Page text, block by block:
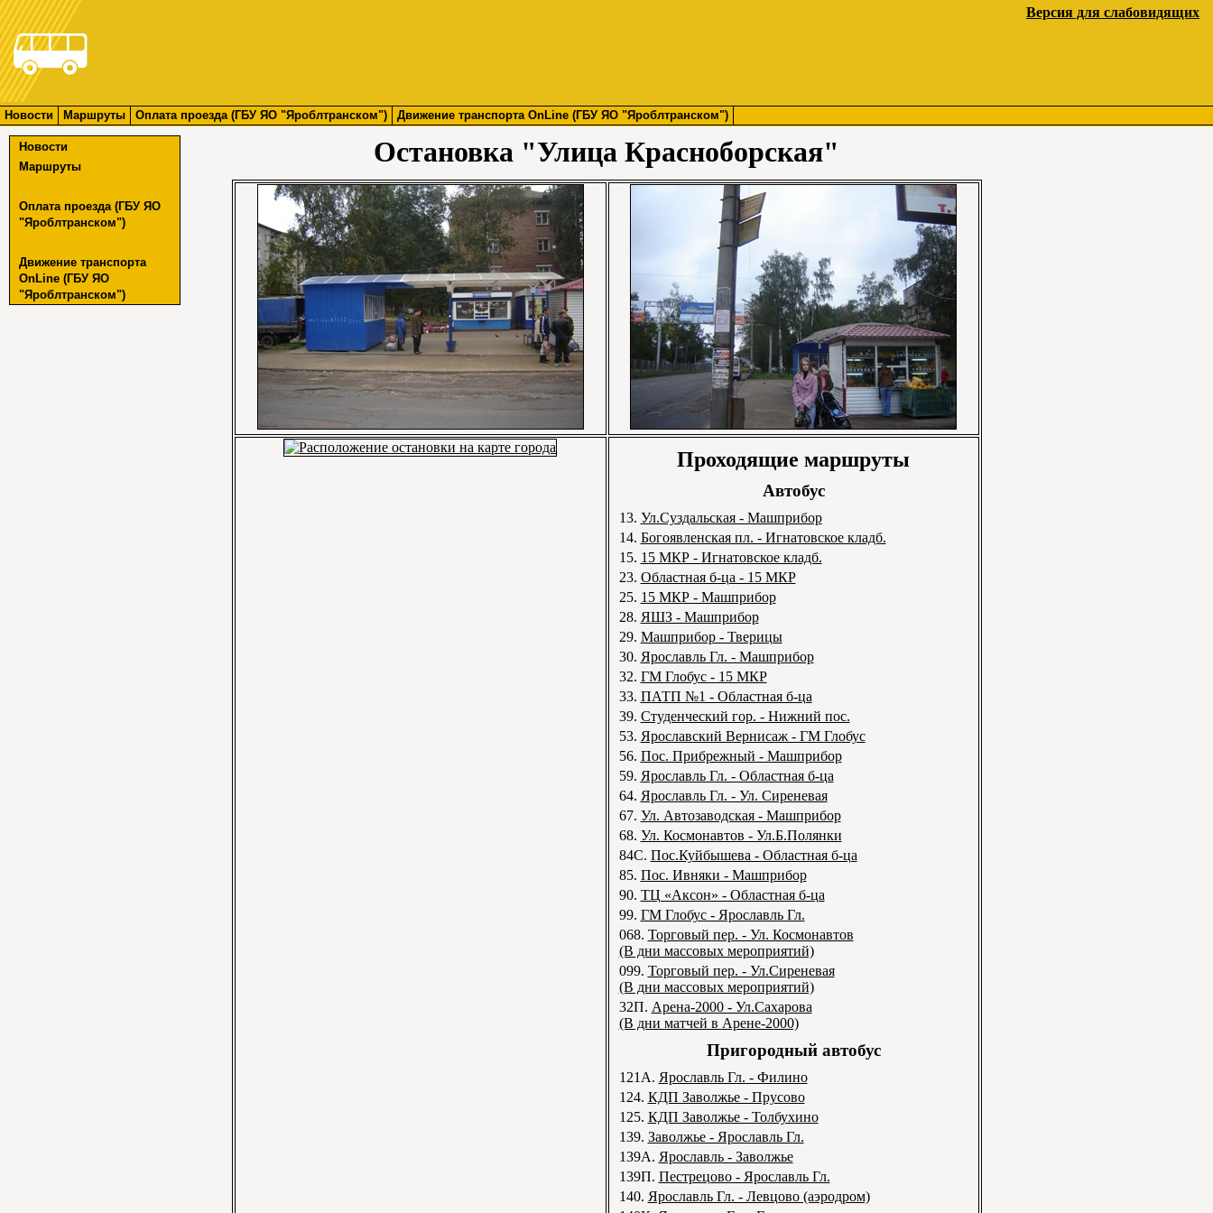
Версия для слабовидящих
Новости Маршруты Оплата проезда (ГБУ ЯО "Яроблтранском") Движение транспорта OnLine (ГБУ ЯО "Яроблтранском")
Новости
Маршруты
Оплата проезда (ГБУ ЯО
"Яроблтранском")
Движение транспорта
OnLine (ГБУ ЯО
"Яроблтранском")
Остановка "Улица Красноборская"
Проходящие маршруты
Автобус
13. Ул.Суздальская - Машприбор
14. Богоявленская пл. - Игнатовское кладб.
15. 15 МКР - Игнатовское кладб.
23. Областная б-ца - 15 МКР
25. 15 МКР - Машприбор
28. ЯШЗ - Машприбор
29. Машприбор - Тверицы
30. Ярославль Гл. - Машприбор
32. ГМ Глобус - 15 МКР
33. ПАТП №1 - Областная б-ца
39. Студенческий гор. - Нижний пос.
53. Ярославский Вернисаж - ГМ Глобус
56. Пос. Прибрежный - Машприбор
59. Ярославль Гл. - Областная б-ца
64. Ярославль Гл. - Ул. Сиреневая
67. Ул. Автозаводская - Машприбор
68. Ул. Космонавтов - Ул.Б.Полянки
84С. Пос.Куйбышева - Областная б-ца
85. Пос. Ивняки - Машприбор
90. ТЦ «Аксон» - Областная б-ца
99. ГМ Глобус - Ярославль Гл.
068. Торговый пер. - Ул. Космонавтов
(В дни массовых мероприятий)
099. Торговый пер. - Ул.Сиреневая
(В дни массовых мероприятий)
32П. Арена-2000 - Ул.Сахарова
(В дни матчей в Арене-2000)
Пригородный автобус
121А. Ярославль Гл. - Филино
124. КДП Заволжье - Прусово
125. КДП Заволжье - Толбухино
139. Заволжье - Ярославль Гл.
139А. Ярославль - Заволжье
139П. Пестрецово - Ярославль Гл.
140. Ярославль Гл. - Левцово (аэродром)